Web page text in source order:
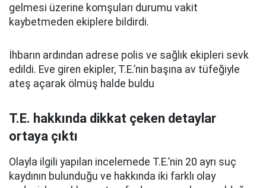
gelmesi üzerine komşuları durumu vakit
kaybetmeden ekiplere bildirdi.
İhbarın ardından adrese polis ve sağlık ekipleri sevk
edildi. Eve giren ekipler, T.E.’nin başına av tüfeğiyle
ateş açarak ölmüş halde buldu
T.E. hakkında dikkat çeken detaylar
ortaya çıktı
Olayla ilgili yapılan incelemede T.E.’nin 20 ayrı suç
kaydının bulunduğu ve hakkında iki farklı olay